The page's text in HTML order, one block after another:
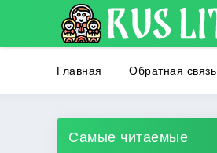
Главная Обратная связь
Самые читаемые